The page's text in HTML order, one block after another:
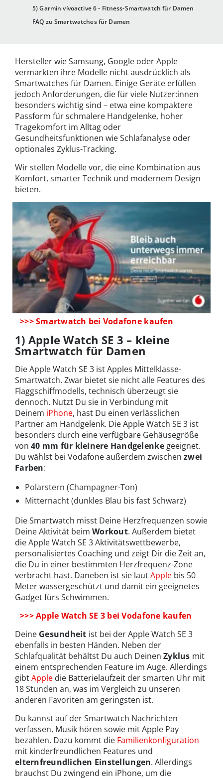
5) Garmin vívoactive 6 - Fitness-Smartwatch für Damen
FAQ zu Smartwatches für Damen
Hersteller wie Samsung, Google oder Apple
vermarkten ihre Modelle nicht ausdrücklich als
Smartwatches für Damen. Einige Geräte erfüllen
jedoch Anforderungen, die für viele Nutzer:innen
besonders wichtig sind – etwa eine kompaktere
Passform für schmalere Handgelenke, hoher
Tragekomfort im Alltag oder
Gesundheitsfunktionen wie Schlafanalyse oder
optionales Zyklus-Tracking.
Wir stellen Modelle vor, die eine Kombination aus
Komfort, smarter Technik und modernem Design
bieten.
>>> Smartwatch bei Vodafone kaufen
1) Apple Watch SE 3 – kleine
Smartwatch für Damen
Die Apple Watch SE 3 ist Apples Mittelklasse-
Smartwatch. Zwar bietet sie nicht alle Features des
Flaggschiffmodells, technisch überzeugt sie
dennoch. Nutzt Du sie in Verbindung mit
Deinem iPhone, hast Du einen verlässlichen
Partner am Handgelenk. Die Apple Watch SE 3 ist
besonders durch eine verfügbare Gehäusegröße
von 40 mm für kleinere Handgelenkegeeignet.
Du wählst bei Vodafone außerdem zwischen zwei
Farben:
Polarstern (Champagner-Ton)
Mitternacht (dunkles Blau bis fast Schwarz)
Die Smartwatch misst Deine Herzfrequenzen sowie
Deine Aktivität beim Workout. Außerdem bietet
die Apple Watch SE 3 Aktivitätswettbewerbe,
personalisiertes Coaching und zeigt Dir die Zeit an,
die Du in einer bestimmten Herzfrequenz-Zone
verbracht hast. Daneben ist sie lautApple bis 50
Meter wassergeschützt und damit ein geeignetes
Gadget fürs Schwimmen.
>>> Apple Watch SE 3 bei Vodafone kaufen
Deine Gesundheit ist bei der Apple Watch SE 3
ebenfalls in besten Händen. Neben der
Schlafqualität behältst Du auch Deinen Zyklus mit
einem entsprechenden Feature im Auge. Allerdings
gibtApple die Batterielaufzeit der smarten Uhr mit
18 Stunden an, was im Vergleich zu unseren
anderen Favoriten am geringsten ist.
Du kannst auf der Smartwatch Nachrichten
verfassen, Musik hören sowie mit Apple Pay
bezahlen. Dazu kommt die Familienkonfiguration
mit kinderfreundlichen Features und
elternfreundlichen Einstellungen. Allerdings
brauchst Du zwingend ein iPhone, um die